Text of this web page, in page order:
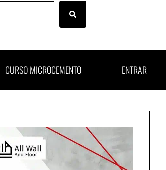
CURSO MICROCEMENTO ENTRAR